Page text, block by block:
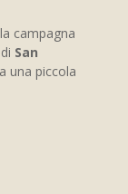
campagna
San
una piccola